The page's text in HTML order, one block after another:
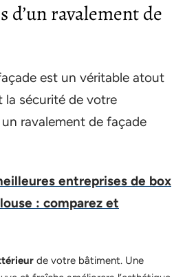
d’un ravalement de
est un véritable atout
la sécurité de votre
ravalement de façade
entreprises de box
: comparez et
de votre bâtiment. Une